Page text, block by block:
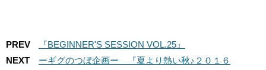
PREV
『BEGINNER'S SESSION VOL.25』
NEXT
ーギグのつぼ企画ー 『夏より熱い秋♪２０１６